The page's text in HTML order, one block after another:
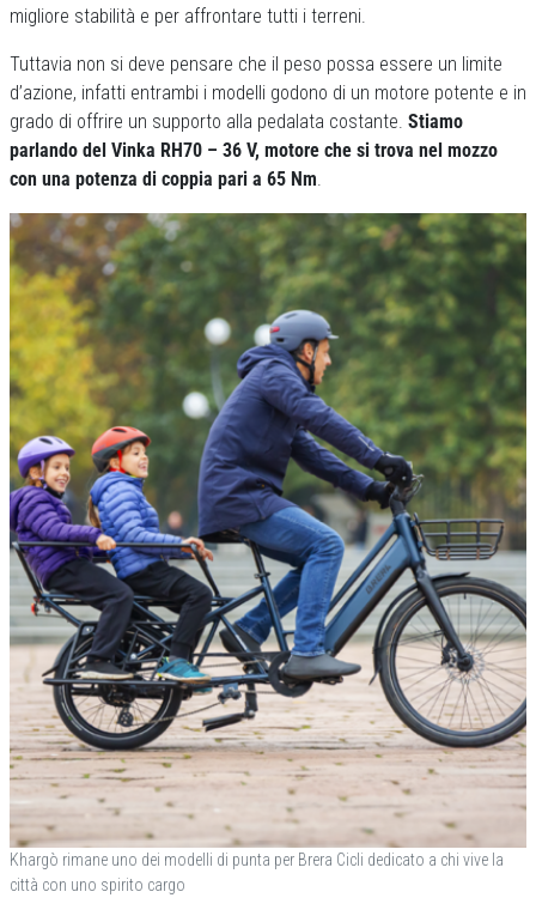
migliore stabilità e per affrontare tutti i terreni.
Tuttavia non si deve pensare che il peso possa essere un limite
d’azione, infatti entrambi i modelli godono di un motore potente e in
grado di offrire un supporto alla pedalata costante. Stiamo
parlando del Vinka RH70 – 36 V, motore che si trova nel mozzo
con una potenza di coppia pari a 65 Nm.
Khargò rimane uno dei modelli di punta per Brera Cicli dedicato a chi vive la
città con uno spirito cargo